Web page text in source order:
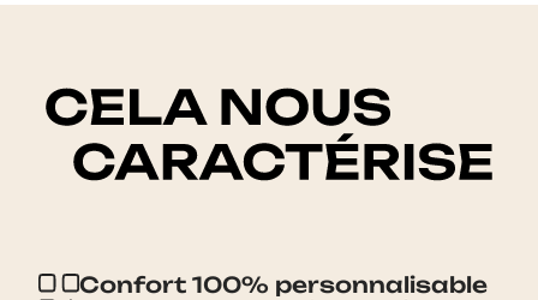
Confort 100% personnalisable